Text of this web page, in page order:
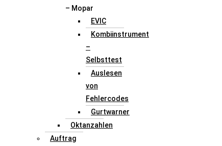
– Mopar
EVIC
Kombiinstrument
–
Selbsttest
Auslesen
von
Fehlercodes
Gurtwarner
Oktanzahlen
Auftrag